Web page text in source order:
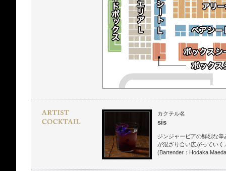
カクテル名
sis
ジンジャービアの鮮烈な
が混ざり合い広がってい
(Bartender：Hodaka